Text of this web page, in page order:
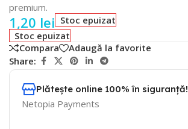
premium.
1,20 lei Stoc epuizat
Stoc epuizat
Compara
Adaugă la favorite
Share:
Plătește online 100% în siguranță!
Netopia Payments